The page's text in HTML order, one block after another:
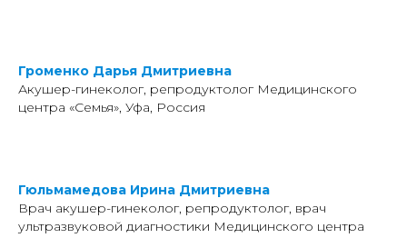
Громенко Дарья Дмитриевна
Акушер-гинеколог, репродуктолог Медицинского
центра «Семья», Уфа, Россия
Гюльмамедова Ирина Дмитриевна
Врач акушер-гинеколог, репродуктолог, врач
ультразвуковой диагностики Медицинского центра